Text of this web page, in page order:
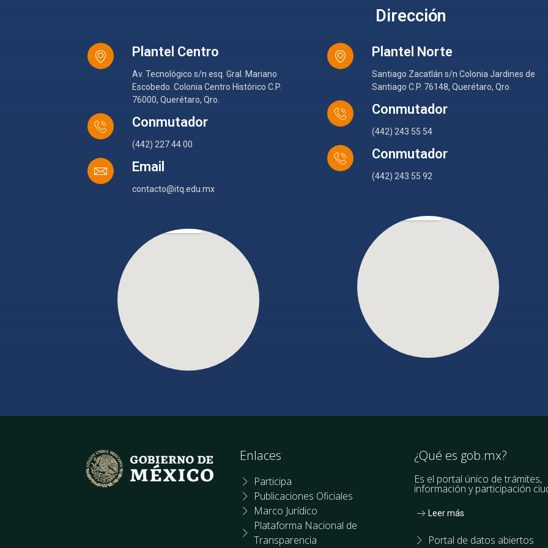
Dirección
Plantel Centro
Av. Tecnológico s/n esq. Gral. Mariano
Escobedo. Colonia Centro Histórico C.P.
76000, Querétaro, Qro.
Conmutador
(442) 227 44 00
Email
contacto@itq.edu.mx
Plantel Norte
Santiago Zacatlán s/n Colonia Jardines de
Santiago C.P. 76148, Querétaro, Qro.
Conmutador
(442) 243 55 54
Conmutador
(442) 243 55 92
Enlaces
Participa
Publicaciones Oficiales
Marco Jurídico
Plataforma Nacional de
Transparencia
¿Qué es gob.mx?
Es el portal único de trámites,
información y participación
Leer más
Portal de datos abiertos